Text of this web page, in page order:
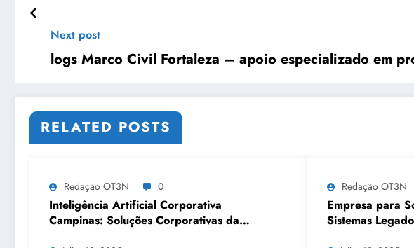
Next post
logs Marco Civil Fortaleza – apoio especializado em
RELATED POSTS
Redação OT3N 0
Inteligência Artificial Corporativa
Campinas: Soluções Corporativas da
OT3N Brasil – Guia 3083
Redação OT3N
Empresa para
Sistemas
Horizonte |